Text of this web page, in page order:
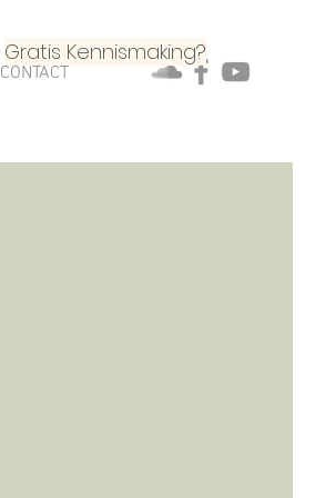
Gratis Kennismaking?
CONTACT